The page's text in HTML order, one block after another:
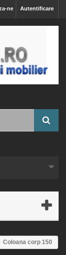
Autentificare
ne
Coloana corp 150